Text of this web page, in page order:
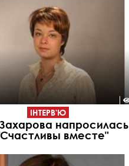
ІНТЕРВ'Ю
напросилась
вместе"